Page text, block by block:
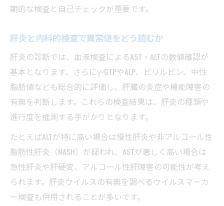
期的な検査と自己チェックが重要です。
肝炎と内科的検査で異常値をどう読むか
肝炎の診断では、血液検査によるAST・ALTの数値確認が
基本となります。さらにγ-GTPやALP、ビリルビン、中性
脂肪値なども総合的に評価し、肝臓の炎症や機能障害の
有無を判断します。これらの検査結果は、肝炎の種類や
進行度を推測する手がかりとなります。
たとえばALTが特に高い場合は慢性肝炎や非アルコール性
脂肪性肝炎（NASH）が疑われ、ASTが著しく高い場合は
急性肝炎や肝硬変、アルコール性肝障害の可能性が考え
られます。肝炎ウイルスの有無を調べるウイルスマーカ
ー検査も併用されることが多いです。